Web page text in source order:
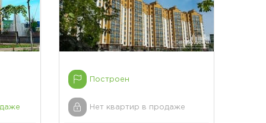
Построен
Нет квартир в продаже